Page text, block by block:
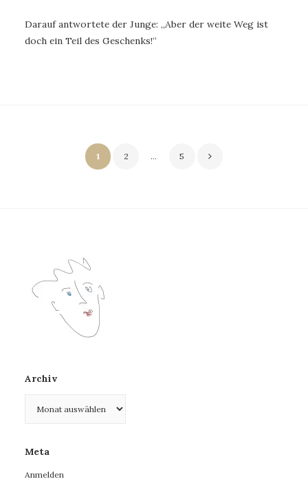
Darauf antwortete der Junge: „Aber der weite Weg ist
doch ein Teil des Geschenks!“
Seitennummerierung
1 2 … 5
Archiv
Meta
Anmelden